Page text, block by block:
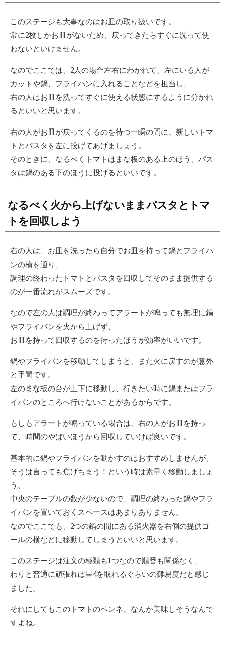
このステージも大事なのはお皿の取り扱いです。
常に2枚しかお皿がないため、戻ってきたらすぐに洗って使
わないといけません。
なのでここでは、2人の場合左右にわかれて、左にいる人が
カットや鍋、フライパンに入れることなどを担当し、
右の人はお皿を洗ってすぐに使える状態にするように分かれ
るといいと思います。
右の人がお皿が戻ってくるのを待つ一瞬の間に、新しいトマ
トとパスタを左に投げてあげましょう。
そのときに、なるべくトマトはまな板のある上のほう、パス
タは鍋のある下のほうに投げるといいです。
なるべく火から上げないままパスタとトマ
トを回収しよう
右の人は、お皿を洗ったら自分でお皿を持って鍋とフライパ
ンの横を通り、
調理の終わったトマトとパスタを回収してそのまま提供する
のが一番流れがスムーズです。
なので左の人は調理が終わってアラートが鳴っても無理に鍋
やフライパンを火から上げず、
お皿を持って回収するのを待ったほうが効率がいいです。
鍋やフライパンを移動してしまうと、また火に戻すのが意外
と手間です。
左のまな板の台が上下に移動し、行きたい時に鍋またはフラ
イパンのところへ行けないことがあるからです。
もしもアラートが鳴っている場合は、右の人がお皿を持っ
て、時間のやばいほうから回収していけば良いです。
基本的に鍋やフライパンを動かすのはおすすめしませんが、
そうは言っても焦げちまう！という時は素早く移動しましょ
う。
中央のテーブルの数が少ないので、調理の終わった鍋やフラ
イパンを置いておくスペースはあまりありません。
なのでここでも、2つの鍋の間にある消火器を右側の提供ゴ
ールの横などに移動してしまうといいと思います。
このステージは注文の種類も1つなので順番も関係なく、
わりと普通に頑張れば星4を取れるぐらいの難易度だと感じ
ました。
それにしてもこのトマトのペンネ、なんか美味しそうなんで
すよね。